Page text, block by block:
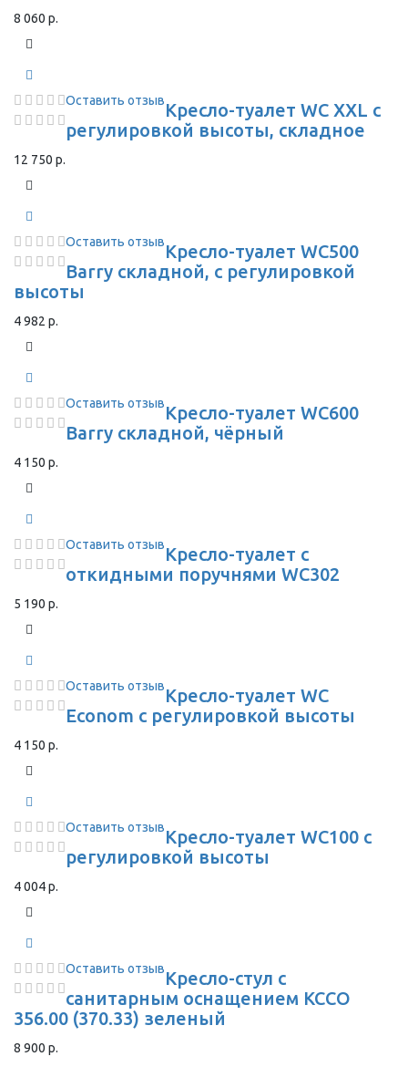
8 060 р.
Оставить отзывКресло-туалет WC XXL с
регулировкой высоты, складное
12 750 р.
Оставить отзывКресло-туалет WC500
Barry складной, с регулировкой
высоты
4 982 р.
Оставить отзывКресло-туалет WC600
Barry складной, чёрный
4 150 р.
Оставить отзывКресло-туалет с
откидными поручнями WC302
5 190 р.
Оставить отзывКресло-туалет WC
Econom с регулировкой высоты
4 150 р.
Оставить отзывКресло-туалет WC100 с
регулировкой высоты
4 004 р.
Оставить отзывКресло-стул с
санитарным оснащением КССО
356.00 (370.33) зеленый
8 900 р.